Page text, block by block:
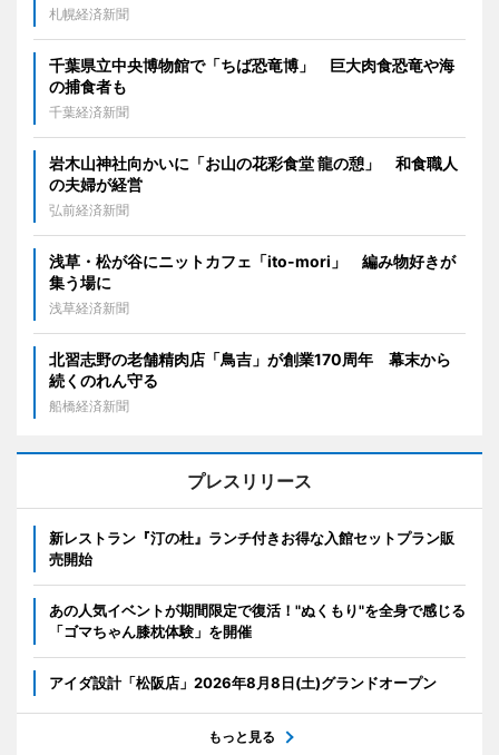
札幌経済新聞
千葉県立中央博物館で「ちば恐竜博」 巨大肉食恐竜や海
の捕食者も
千葉経済新聞
岩木山神社向かいに「お山の花彩食堂 龍の憩」 和食職人
の夫婦が経営
弘前経済新聞
浅草・松が谷にニットカフェ「ito-mori」 編み物好きが
集う場に
浅草経済新聞
北習志野の老舗精肉店「鳥吉」が創業170周年 幕末から
続くのれん守る
船橋経済新聞
プレスリリース
新レストラン『汀の杜』ランチ付きお得な入館セットプラン販
売開始
あの人気イベントが期間限定で復活！"ぬくもり"を全身で感じる
「ゴマちゃん膝枕体験」を開催
アイダ設計「松阪店」2026年8月8日(土)グランドオープン
もっと見る